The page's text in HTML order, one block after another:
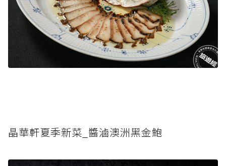
晶華軒夏季新菜_醬滷澳洲黑金鮑